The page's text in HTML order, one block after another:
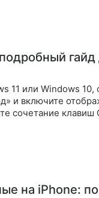
гайд
11 или Windows 10,
и включите
сочетание клавиш
на iPhone: